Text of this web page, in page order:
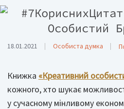
18.01.2021 Особиста думка
Книжка «Креативний
кожного, хто шукає
у сучасному мінливому